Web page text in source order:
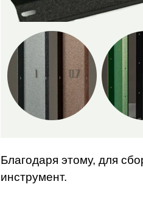
Благодаря этому, для
инструмент.